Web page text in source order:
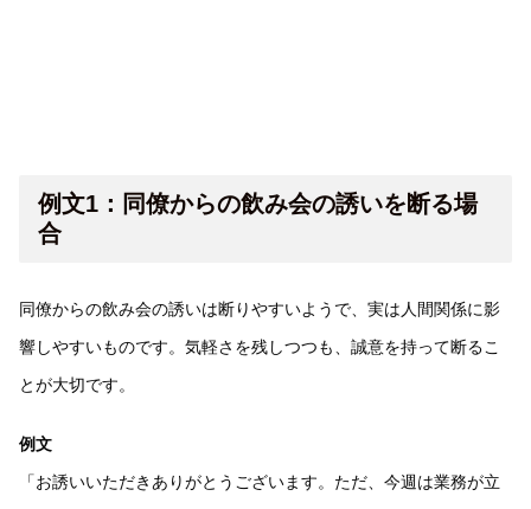
例文1：同僚からの飲み会の誘いを断る場
合
同僚からの飲み会の誘いは断りやすいようで、実は人間関係に影
響しやすいものです。気軽さを残しつつも、誠意を持って断るこ
とが大切です。
例文
「お誘いいただきありがとうございます。ただ、今週は業務が立